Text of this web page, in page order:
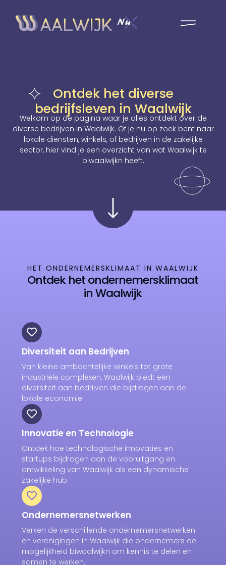
Ontdek het diverse
bedrijfsleven in Waalwijk
Welkom op de pagina waar je alles ontdekt over de
diverse bedrijven in Waalwijk. Of je nu op zoek bent naar
lokale diensten, winkels, of bedrijven in de zakelijke
sector, hier vind je een overzicht van wat Waalwijk te
biwaalwijkn heeft.
HET ONDERNEMERSKLIMAAT IN WAALWIJK
Ontdek het ondernemersklimaat
in Waalwijk
Diversiteit aan Bedrijven
Van kleine ambachtelijke winkels tot grote
industriële complexen, Waalwijk biedt een
diversiteit aan bedrijven die bijdragen aan de
lokale economie.
Innovatie en Technologie
Ontdek hoe technologische innovaties en
startups bijdragen aan de vooruitgang en
ontwikkeling van Waalwijk als een dynamische
zakelijke hub.
Ondernemersnetwerken
Verken de verschillende ondernemersnetwerken
en verenigingen in Waalwijk die ondernemers de
mogelijkheid biwaalwijkn om kennis te delen en
samen te werken.